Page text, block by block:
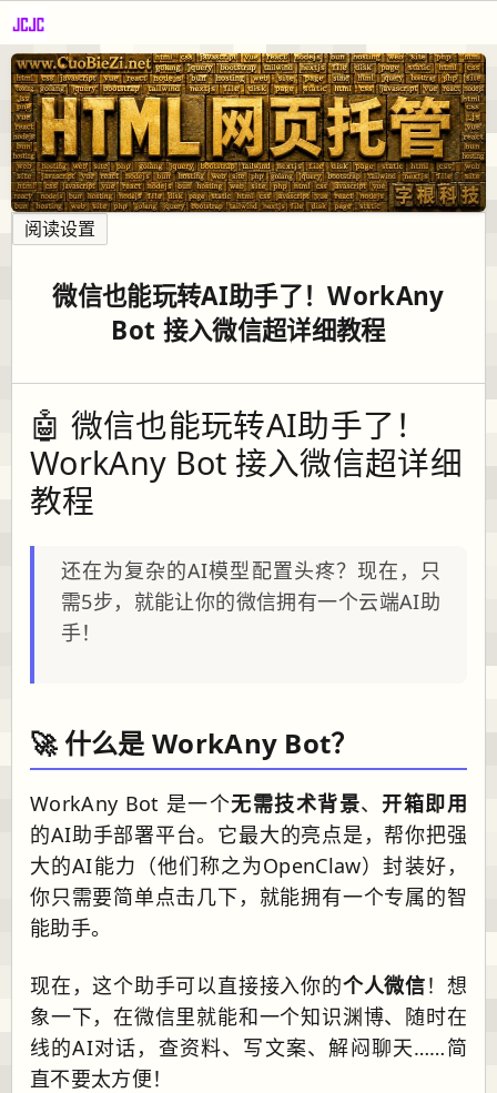
阅读设置
微信也能玩转AI助手了！WorkAny
Bot 接入微信超详细教程
🤖 微信也能玩转AI助手了！
WorkAny Bot 接入微信超详细
教程
还在为复杂的AI模型配置头疼？现在，只
需5步，就能让你的微信拥有一个云端AI助
手！
🚀 什么是 WorkAny Bot？
WorkAny Bot 是一个无需技术背景、 开箱即用
的AI助手部署平台。它最大的亮点是，帮你把强
大的AI能力（他们称之为OpenClaw）封装好，
你只需要简单点击几下，就能拥有一个专属的智
能助手。
现在，这个助手可以直接接入你的个人微信！想
象一下，在微信里就能和一个知识渊博、随时在
线的AI对话，查资料、写文案、解闷聊天……简
直不要太方便！